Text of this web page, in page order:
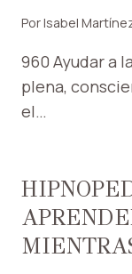
PorIsabel
960 Ayudar a
plena,
el…